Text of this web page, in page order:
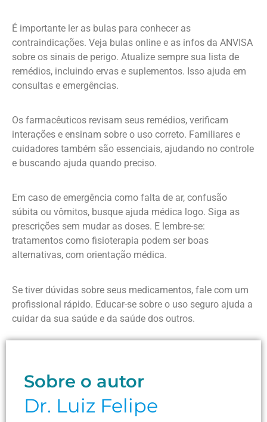
É importante ler as bulas para conhecer as
contraindicações. Veja bulas online e as infos da ANVISA
sobre os sinais de perigo. Atualize sempre sua lista de
remédios, incluindo ervas e suplementos. Isso ajuda em
consultas e emergências.
Os farmacêuticos revisam seus remédios, verificam
interações e ensinam sobre o uso correto. Familiares e
cuidadores também são essenciais, ajudando no controle
e buscando ajuda quando preciso.
Em caso de emergência como falta de ar, confusão
súbita ou vômitos, busque ajuda médica logo. Siga as
prescrições sem mudar as doses. E lembre-se:
tratamentos como fisioterapia podem ser boas
alternativas, com orientação médica.
Se tiver dúvidas sobre seus medicamentos, fale com um
profissional rápido. Educar-se sobre o uso seguro ajuda a
cuidar da sua saúde e da saúde dos outros.
Sobre o autor
Dr. Luiz Felipe